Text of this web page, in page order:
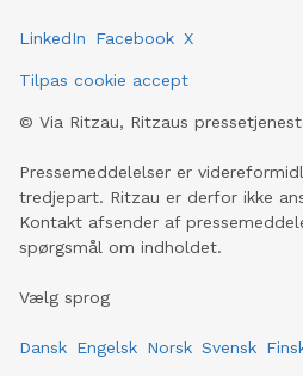
LinkedIn Facebook X
Tilpas cookie accept
© Via Ritzau, Ritzaus
Pressemeddelelser er
tredjepart. Ritzau er derfor ikke
Kontakt afsender af
spørgsmål om indholdet.
Vælg sprog
Dansk Engelsk Norsk Svensk